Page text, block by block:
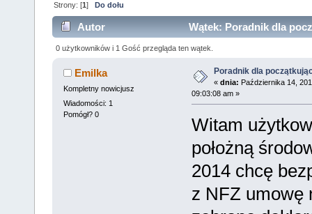
Strony: [1] Do dołu
Autor Wątek: Poradnik dla
0 użytkowników i 1 Gość przegląda ten wątek.
Emilka
Kompletny nowicjusz
Wiadomości: 1
Pomógł? 0
Poradnik dla
« dnia: Października 14,
09:03:08 am »
Witam
położną
2014 chcę
z NFZ umowę